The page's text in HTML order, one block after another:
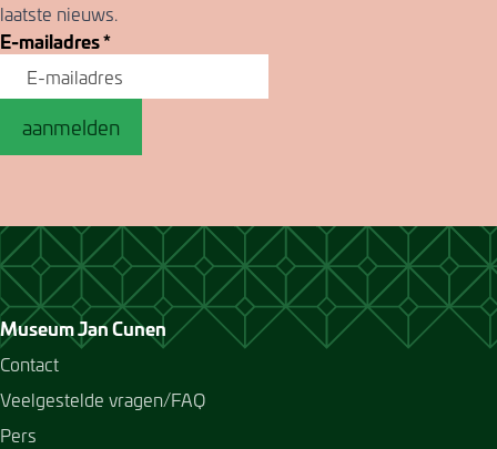
laatste nieuws.
E-mailadres*
aanmelden
Museum Jan Cunen
Contact
Veelgestelde vragen/FAQ
Pers